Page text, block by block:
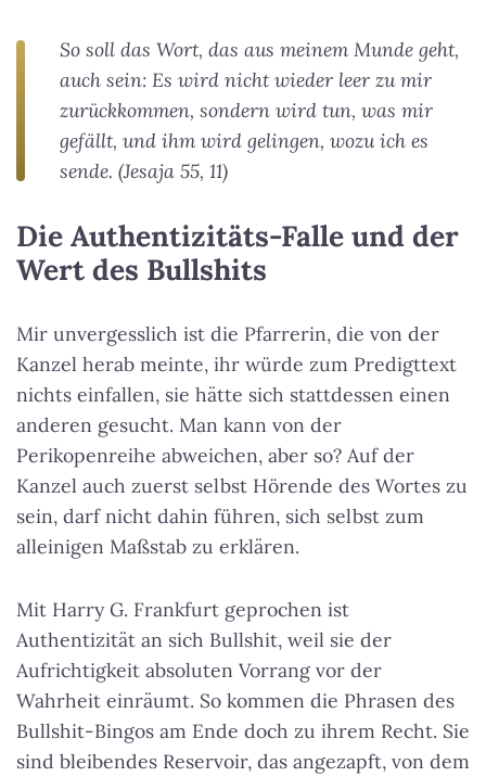
So soll das Wort, das aus meinem Munde geht,
auch sein: Es wird nicht wieder leer zu mir
zurückkommen, sondern wird tun, was mir
gefällt, und ihm wird gelingen, wozu ich es
sende. (Jesaja 55, 11)
Die Authentizitäts-Falle und der
Wert des Bullshits
Mir unvergesslich ist die Pfarrerin, die von der
Kanzel herab meinte, ihr würde zum Predigttext
nichts einfallen, sie hätte sich stattdessen einen
anderen gesucht. Man kann von der
Perikopenreihe abweichen, aber so? Auf der
Kanzel auch zuerst selbst Hörende des Wortes zu
sein, darf nicht dahin führen, sich selbst zum
alleinigen Maßstab zu erklären.
Mit Harry G. Frankfurt geprochen ist
Authentizität an sich Bullshit, weil sie der
Aufrichtigkeit absoluten Vorrang vor der
Wahrheit einräumt. So kommen die Phrasen des
Bullshit-Bingos am Ende doch zu ihrem Recht. Sie
sind bleibendes Reservoir, das angezapft, von dem